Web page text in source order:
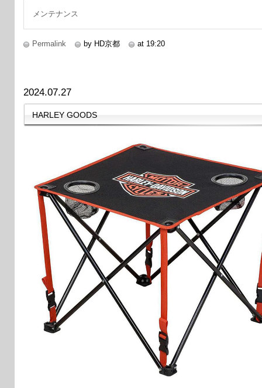
メンテナンス
Permalink by HD京都 at 19:20
2024.07.27
HARLEY GOODS